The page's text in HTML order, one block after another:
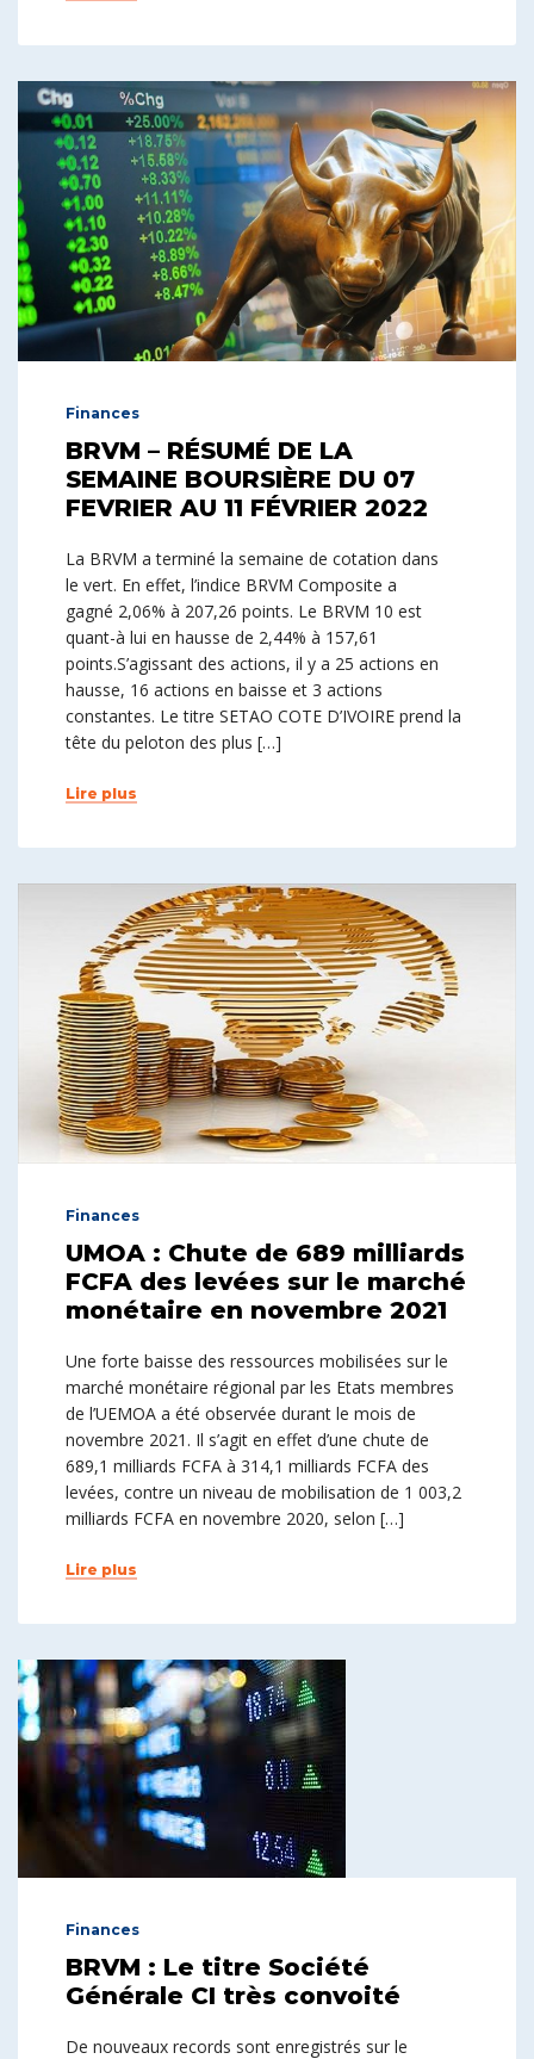
Finances
BRVM – RÉSUMÉ DE LA
SEMAINE BOURSIÈRE DU 07
FEVRIER AU 11 FÉVRIER 2022
La BRVM a terminé la semaine de cotation dans
le vert. En effet, l’indice BRVM Composite a
gagné 2,06% à 207,26 points. Le BRVM 10 est
quant-à lui en hausse de 2,44% à 157,61
points.S’agissant des actions, il y a 25 actions en
hausse, 16 actions en baisse et 3 actions
constantes. Le titre SETAO COTE D’IVOIRE prend la
tête du peloton des plus […]
Lire plus
Finances
UMOA : Chute de 689 milliards
FCFA des levées sur le marché
monétaire en novembre 2021
Une forte baisse des ressources mobilisées sur le
marché monétaire régional par les Etats membres
de l’UEMOA a été observée durant le mois de
novembre 2021. Il s’agit en effet d’une chute de
689,1 milliards FCFA à 314,1 milliards FCFA des
levées, contre un niveau de mobilisation de 1 003,2
milliards FCFA en novembre 2020, selon […]
Lire plus
Finances
BRVM : Le titre Société
Générale CI très convoité
De nouveaux records sont enregistrés sur le